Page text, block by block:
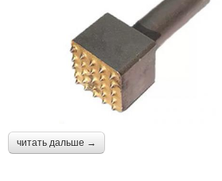
читать дальше →